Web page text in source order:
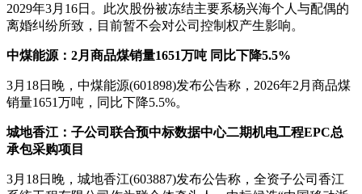
2029年3月16日。此次股份被冻结主要系杨兴海个人与配偶的
离婚纠纷所致，目前暂不会对公司控制权产生影响。
中煤能源：2月商品煤销量1651万吨 同比下降5.5%
3月18日晚，中煤能源(601898)发布公告称，2026年2月商品煤
销量1651万吨，同比下降5.5%。
城地香江： 子公司联合预中标数据中心二期机电工程EPC总
承包采购项目
3月18日晚，城地香江(603887)发布公告称，全资子公司香江